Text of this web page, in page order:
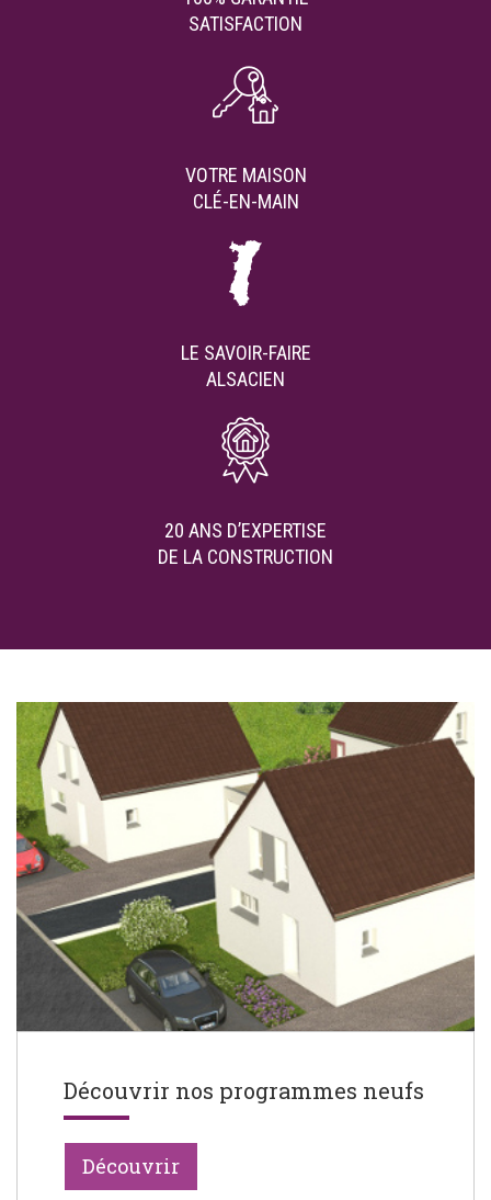
SATISFACTION
VOTRE MAISON
CLÉ-EN-MAIN
LE SAVOIR-FAIRE
ALSACIEN
20 ANS D’EXPERTISE
DE LA CONSTRUCTION
Découvrir nos programmes neufs
Découvrir